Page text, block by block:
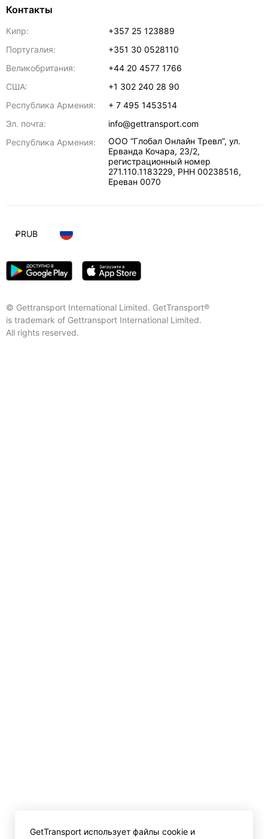
Контакты
Кипр:
+357 25 123889
Португалия:
+351 30 0528110
Великобритания:
+44 20 4577 1766
США:
+1 302 240 28 90
Республика Армения:
+ 7 495 1453514
Эл. почта:
info@gettransport.com
Республика Армения:
ООО “Глобал Онлайн Тревл”, ул.
Ерванда Кочара, 23/2,
регистрационный номер
271.110.1183229, РНН 00238516,
Ереван 0070
© Gettransport International Limited. GetTransport®
is trademark of Gettransport International Limited.
All rights reserved.
₽RUB
GetTransport использует файлы cookie и